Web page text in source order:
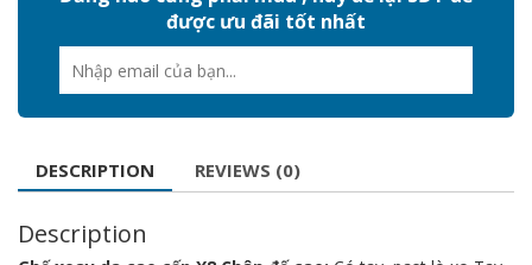
được ưu đãi tốt nhất
DESCRIPTION REVIEWS (0)
Description